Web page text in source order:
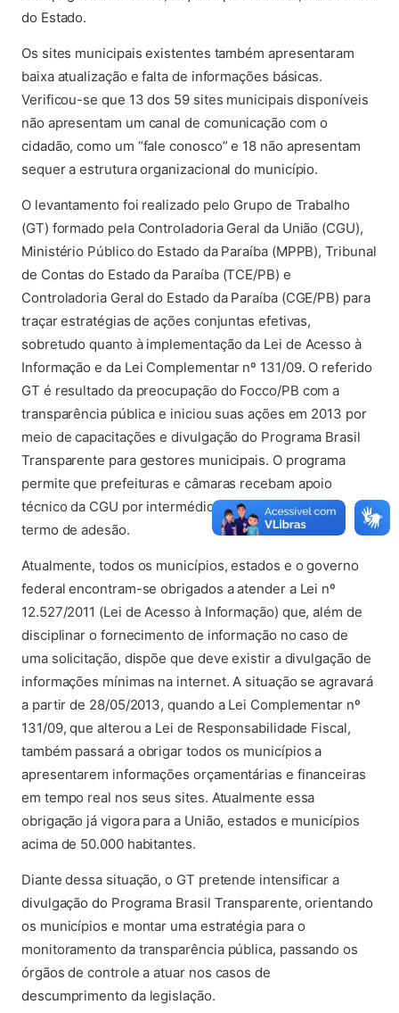
do Estado.
Os sites municipais existentes também apresentaram
baixa atualização e falta de informações básicas.
Verificou-se que 13 dos 59 sites municipais disponíveis
não apresentam um canal de comunicação com o
cidadão, como um “fale conosco” e 18 não apresentam
sequer a estrutura organizacional do município.
O levantamento foi realizado pelo Grupo de Trabalho
(GT) formado pela Controladoria Geral da União (CGU),
Ministério Público do Estado da Paraíba (MPPB), Tribunal
de Contas do Estado da Paraíba (TCE/PB) e
Controladoria Geral do Estado da Paraíba (CGE/PB) para
traçar estratégias de ações conjuntas efetivas,
sobretudo quanto à implementação da Lei de Acesso à
Informação e da Lei Complementar nº 131/09. O referido
GT é resultado da preocupação do Focco/PB com a
transparência pública e iniciou suas ações em 2013 por
meio de capacitações e divulgação do Programa Brasil
Transparente para gestores municipais. O programa
permite que prefeituras e câmaras recebam apoio
técnico da CGU por intermédio da assinatura de um
termo de adesão.
Atualmente, todos os municípios, estados e o governo
federal encontram-se obrigados a atender a Lei nº
12.527/2011 (Lei de Acesso à Informação) que, além de
disciplinar o fornecimento de informação no caso de
uma solicitação, dispõe que deve existir a divulgação de
informações mínimas na internet. A situação se agravará
a partir de 28/05/2013, quando a Lei Complementar nº
131/09, que alterou a Lei de Responsabilidade Fiscal,
também passará a obrigar todos os municípios a
apresentarem informações orçamentárias e financeiras
em tempo real nos seus sites. Atualmente essa
obrigação já vigora para a União, estados e municípios
acima de 50.000 habitantes.
Diante dessa situação, o GT pretende intensificar a
divulgação do Programa Brasil Transparente, orientando
os municípios e montar uma estratégia para o
monitoramento da transparência pública, passando os
órgãos de controle a atuar nos casos de
descumprimento da legislação.